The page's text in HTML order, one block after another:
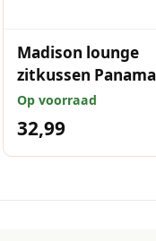
Madison lounge
zitkussen
60x60 cm
Op voorraad
32,99